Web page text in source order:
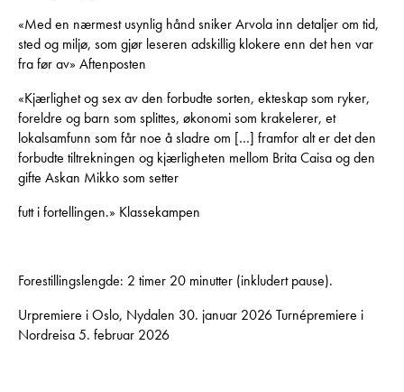
«Med en nærmest usynlig hånd sniker Arvola inn detaljer om tid,
sted og miljø, som gjør leseren adskillig klokere enn det hen var
fra før av» Aftenposten
«Kjærlighet og sex av den forbudte sorten, ekteskap som ryker,
foreldre og barn som splittes, økonomi som krakelerer, et
lokalsamfunn som får noe å sladre om […] framfor alt er det den
forbudte tiltrekningen og kjærligheten mellom Brita Caisa og den
gifte Askan Mikko som setter
futt i fortellingen.» Klassekampen
Forestillingslengde: 2 timer 20 minutter (inkludert pause).
Urpremiere i Oslo, Nydalen 30. januar 2026 Turnépremiere i
Nordreisa 5. februar 2026